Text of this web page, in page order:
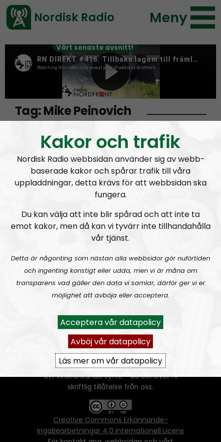
Vårt senaste avsnitt!
Nordisk Radio Meny
Tag:Mike Peinovich
Mike “Enoch” Peinovich – och hans jobbiga
förflutna?
Ansvarig utgivare:Vera Oredsson
Vårdatapolicy
Du får kopiera och sprida vårt material
oförändrat, men uppge oss som källa.
Om ni vill sprida ett urklipp ni själva skapat
går även det bra, så länge det inte görs med
ett vinstdrivande syfte - då behöver ni
skriftlig tillåtelse från oss.
Creative Commons Erkännande-
IngaBearbetningar 4.0 Internationell Licens
Kakor och trafik
Nordisk Radio webbsidan använder sig av webb-
baserade kakor och spårar trafik till våra
uppladdningar, detta krävs för att webbsidan ska
fungera.
Du kan välja att inte blir spårad och att inte ta
emot kakor, men då kan vi tyvärr inte tillhandahålla
vår tjänst.
Detta är någonting som nästan alla webbsidor gör nuförtiden
och ingenting konstigt eller udda, men vi är måna om
transparens vad gäller den data vi samlar, därför ger vi er
möjlighet att avböja eller acceptera.
Acceptera vår datapolicy
Avböj vår datapolicy
Läs mer om vår datapolicy